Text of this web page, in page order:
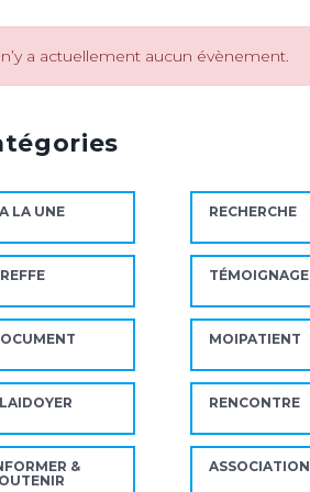
n’y a actuellement aucun évènement.
LA UNE RECHERCHE
TÉMOIGNAGE
MOIPATIENT
RENCONTRE
&
ASSOCIATION